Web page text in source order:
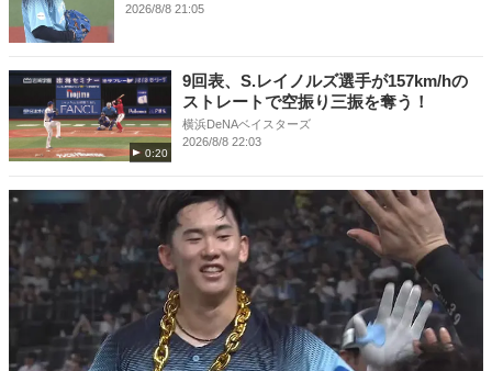
2026/8/8 21:05
0:20
9回表、S.レイノルズ選手が157km/hの
ストレートで空振り三振を奪う！
横浜DeNAベイスターズ
2026/8/8 22:03